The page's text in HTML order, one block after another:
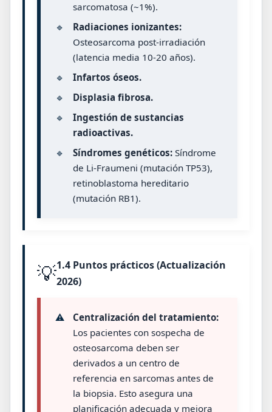
sarcomatosa (~1%).
🔹
Radiaciones ionizantes:
Osteosarcoma post-irradiación
(latencia media 10-20 años).
🔹
Infartos óseos.
🔹
Displasia fibrosa.
🔹
Ingestión de sustancias
radioactivas.
🔹
Síndromes genéticos:Síndrome
de Li-Fraumeni (mutación TP53),
retinoblastoma hereditario
(mutación RB1).
💡1.4 Puntos prácticos (Actualización
2026)
⚠️
Centralización del tratamiento:
Los pacientes con sospecha de
osteosarcoma deben ser
derivados a un centro de
referencia en sarcomas antes de
la biopsia. Esto asegura una
planificación adecuada y mejora